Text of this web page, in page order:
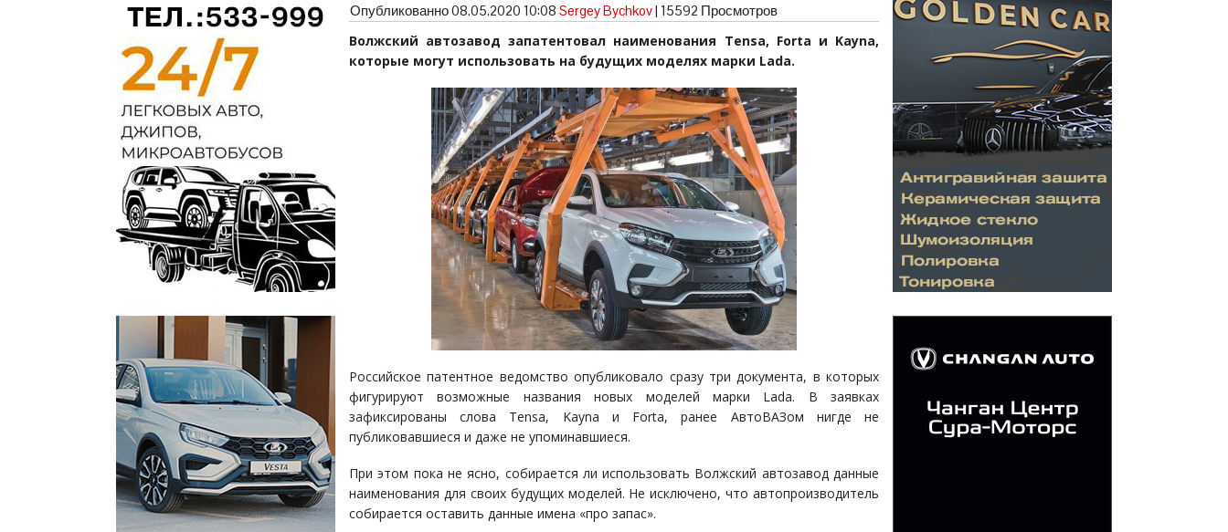
Опубликованно08.05.2020 10:08 Sergey Bychkov| 15592 Просмотров
Волжский автозавод запатентовал наименования Tensa, Forta и Kayna,
которые могут использовать на будущих моделях марки Lada.
Российское патентное ведомство опубликовало сразу три документа, в которых
фигурируют возможные названия новых моделей марки Lada. В заявках
зафиксированы слова Tensa, Kayna и Forta, ранее АвтоВАЗом нигде не
публиковавшиеся и даже не упоминавшиеся.
При этом пока не ясно, собирается ли использовать Волжский автозавод данные
наименования для своих будущих моделей. Не исключено, что автопроизводитель
собирается оставить данные имена «про запас».